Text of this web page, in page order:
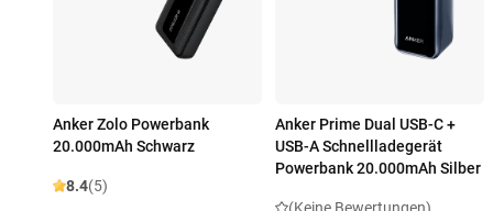
Anker Zolo Powerbank
20.000mAh Schwarz
8.4(5)
Anker Prime Dual USB-C +
USB-A Schnellladegerät
Powerbank 20.000mAh Silber